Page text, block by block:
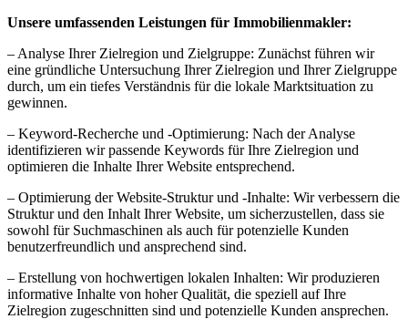
Unsere umfassenden Leistungen für Immobilienmakler:
– Analyse Ihrer Zielregion und Zielgruppe: Zunächst führen wir
eine gründliche Untersuchung Ihrer Zielregion und Ihrer Zielgruppe
durch, um ein tiefes Verständnis für die lokale Marktsituation zu
gewinnen.
– Keyword-Recherche und -Optimierung: Nach der Analyse
identifizieren wir passende Keywords für Ihre Zielregion und
optimieren die Inhalte Ihrer Website entsprechend.
– Optimierung der Website-Struktur und -Inhalte: Wir verbessern die
Struktur und den Inhalt Ihrer Website, um sicherzustellen, dass sie
sowohl für Suchmaschinen als auch für potenzielle Kunden
benutzerfreundlich und ansprechend sind.
– Erstellung von hochwertigen lokalen Inhalten: Wir produzieren
informative Inhalte von hoher Qualität, die speziell auf Ihre
Zielregion zugeschnitten sind und potenzielle Kunden ansprechen.